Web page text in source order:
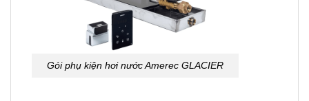
Gói phụ kiện hơi nước Amerec GLACIER